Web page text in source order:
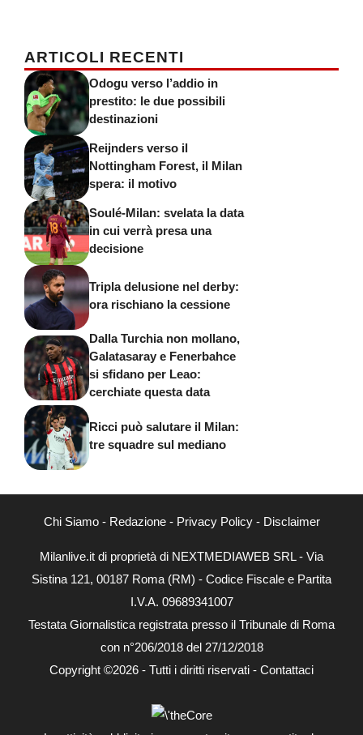
ARTICOLI RECENTI
Odogu verso l’addio in
prestito: le due possibili
destinazioni
Reijnders verso il
Nottingham Forest, il Milan
spera: il motivo
Soulé-Milan: svelata la data
in cui verrà presa una
decisione
Tripla delusione nel derby:
ora rischiano la cessione
Dalla Turchia non mollano,
Galatasaray e Fenerbahce
si sfidano per Leao:
cerchiate questa data
Ricci può salutare il Milan:
tre squadre sul mediano
Chi Siamo- Redazione- Privacy Policy- Disclaimer
Milanlive.it di proprietà di NEXTMEDIAWEB SRL - Via
Sistina 121, 00187 Roma (RM) - Codice Fiscale e Partita
I.V.A. 09689341007
Testata Giornalistica registrata presso il Tribunale di Roma
con n°206/2018 del 27/12/2018
Copyright ©2026 - Tutti i diritti riservati - Contattaci